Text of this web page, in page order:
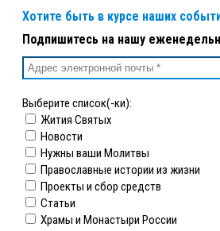
Хотите быть в курсе наших
Подпишитесь на нашу
Выберите список(-ки):
Жития Святых
Новости
Нужны ваши Молитвы
Православные истории из жизни
Проекты и сбор средств
Статьи
Храмы и Монастыри России